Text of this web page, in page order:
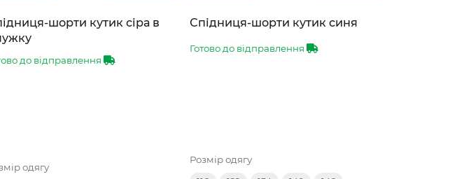
шорти кутик сіра в
до відправлення
одягу
Спідниця-шорти кутик синя
Готово до відправлення
Розмір одягу